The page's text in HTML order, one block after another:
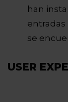
han
entradas
se
USER